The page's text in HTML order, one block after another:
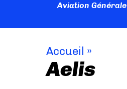
Aviation Générale
Accueil »
Aelis